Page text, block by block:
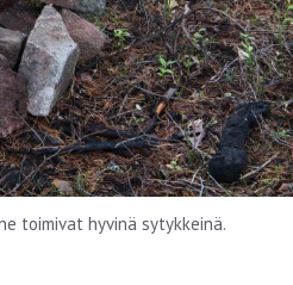
toimivat hyvinä sytykkeinä.